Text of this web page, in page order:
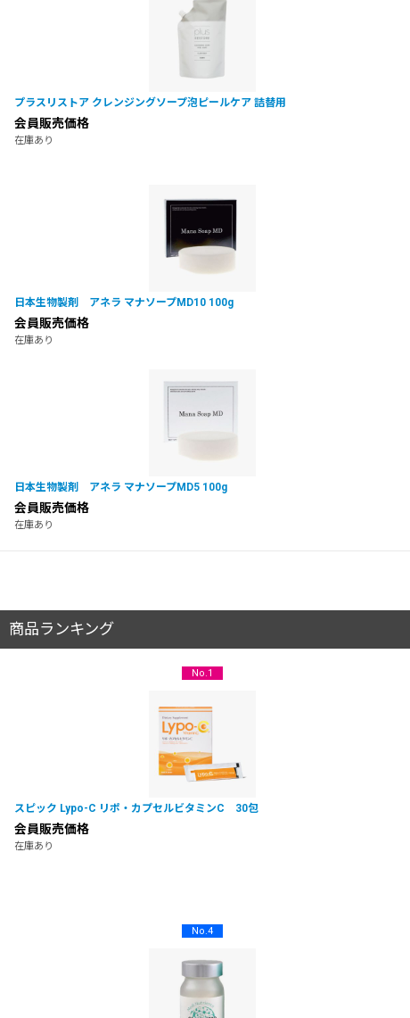
プラスリストア クレンジングソープ泡ピールケア 詰替用
会員販売価格
在庫あり
日本生物製剤 アネラ マナソープMD10 100g
会員販売価格
在庫あり
日本生物製剤 アネラ マナソープMD5 100g
会員販売価格
在庫あり
商品ランキング
No.1
スピック Lypo-C リポ・カプセルビタミンC 30包
会員販売価格
在庫あり
No.4